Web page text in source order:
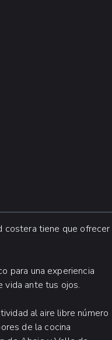
costera tiene que ofrecer
para una experiencia
vida ante tus ojos.
al aire libre número
de la cocina